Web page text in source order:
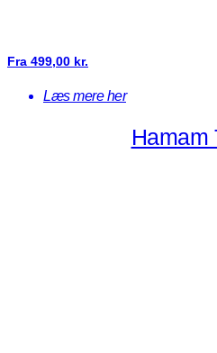
Fra 499,00 kr.
Læs mere her
Hamam